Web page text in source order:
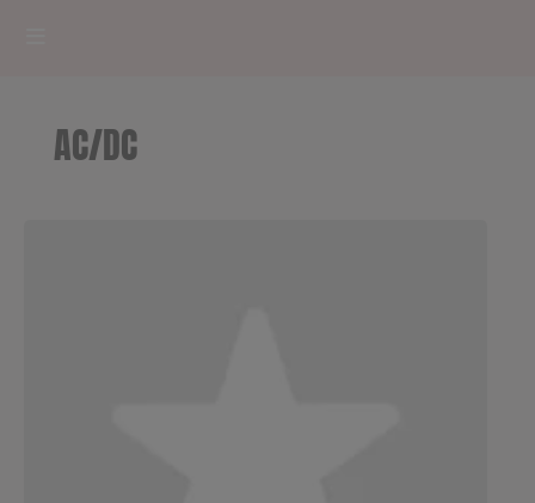
RADIOPLAYER
AC/DC